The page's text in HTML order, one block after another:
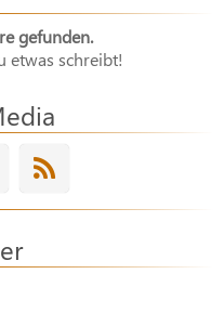
gefunden.
etwas schreibt!